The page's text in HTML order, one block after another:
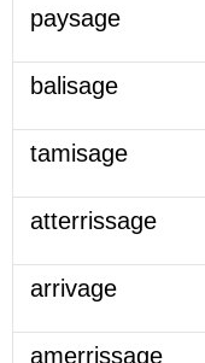
paysage
balisage
tamisage
atterrissage
arrivage
amerrissage